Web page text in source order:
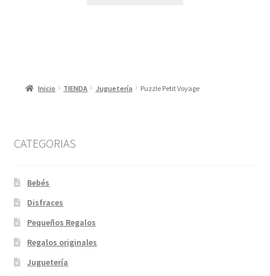
Inicio TIENDA Juguetería Puzzle Petit Voyage
CATEGORIAS
Bebés
Disfraces
Pequeños Regalos
Regalos originales
Juguetería